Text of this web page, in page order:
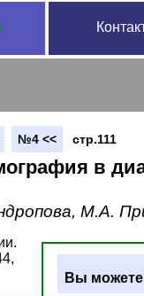
№4 << стр.111
в
М.А.
Вы можете